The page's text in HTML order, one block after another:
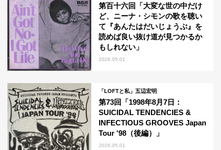
第百十六回「大変な世の中だけ
ど、ニーナ・シモンの歌を聴い
て『あんたはだいじょうぶ』を
読めば良い抜け道が見つかるか
もしれない」
2026.05.01
「LOFTと私」五辺宏明
第73回「1998年8月7日：
SUICIDAL TENDENCIES &
INFECTIOUS GROOVES Japan
Tour '98（後編）」
2026.05.01